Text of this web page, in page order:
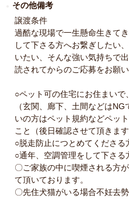
その他備考
譲渡条件
過酷な現場で一生懸命生きて
して下さる方へお繋ぎしたい
いたい、そんな強い気持ちで
読されてからのご応募をお願い
○ペット可の住宅にお住まいで
（玄関、廊下、土間などは
いの方はペット規約などペッ
こと（後日確認させて頂きます
○脱走防止につとめてくださる
○通年、空調管理をして下さる
〇ご家族の中に喫煙される方
て頂いております。
〇先住犬猫がいる場合不妊去